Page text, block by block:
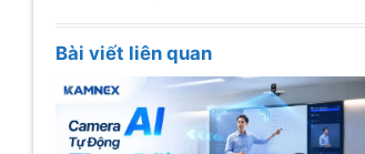
Bài viết liên quan